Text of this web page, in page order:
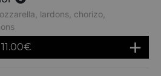
lardons, chorizo,
11.00€